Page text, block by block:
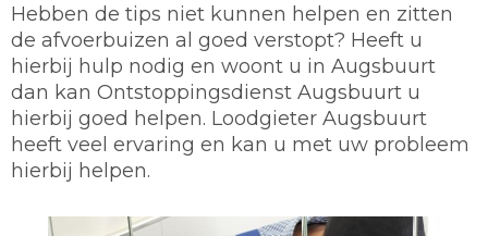
Hebben de tips niet kunnen helpen en zitten
de afvoerbuizen al goed verstopt? Heeft u
hierbij hulp nodig en woont u in Augsbuurt
dan kan Ontstoppingsdienst Augsbuurt u
hierbij goed helpen. Loodgieter Augsbuurt
heeft veel ervaring en kan u met uw probleem
hierbij helpen.